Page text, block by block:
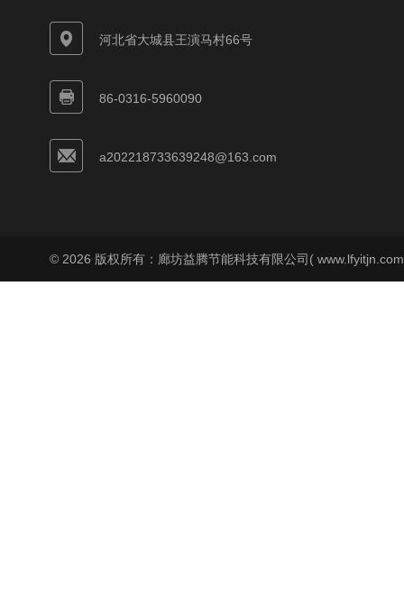
河北省大城县王演马村66号
86-0316-5960090
a202218733639248@163.com
© 2026 版权所有：廊坊益腾节能科技有限公司(